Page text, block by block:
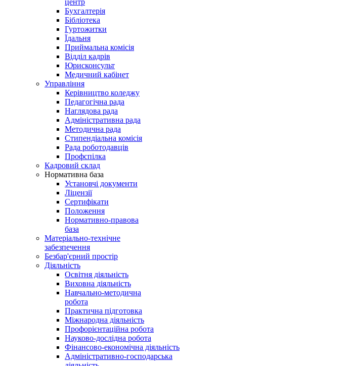
Бухгалтерія
Бібліотека
Гуртожитки
Їдальня
Приймальна комісія
Відділ кадрів
Юрисконсульт
Медичний кабінет
Управління
Керівництво коледжу
Педагогічна рада
Наглядова рада
Адміністративна рада
Методична рада
Стипендіальна комісія
Рада роботодавців
Профспілка
Кадровий склад
Нормативна база
Установчі документи
Ліцензії
Сертифікати
Положення
Нормативно-правова
база
Матеріально-технічне
забезпечення
Безбар'єрний простір
Діяльність
Освітня діяльність
Виховна діяльність
Навчально-методична
робота
Практична підготовка
Міжнародна діяльність
Профорієнтаційна робота
Науково-дослідна робота
Фінансово-економічна діяльність
Адміністративно-господарська